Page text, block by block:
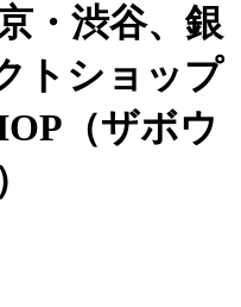
・渋谷、銀
トショップ
（ザボウ